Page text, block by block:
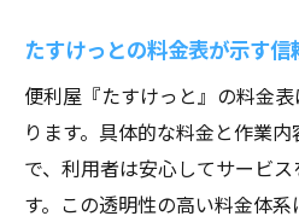
たすけっとの料金表が示す信
便利屋『たすけっと』の料金
ります。具体的な料金と作業
で、利用者は安心してサービ
す。この透明性の高い料金体